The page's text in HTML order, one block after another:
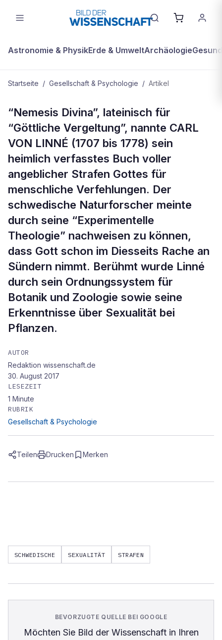
Astronomie & PhysikErde & UmweltArchäologie
Startseite / Gesellschaft & Psychologie / Artikel
Schuld und Sühne - Lösung
“Nemesis Divina”, lateinisch für
“Göttliche Vergeltung”, nannte CARL
VON LINNÉ (1707 bis 1778) sein
heimlich verfasstes Buch voller
angeblicher Strafen Gottes für
menschliche Verfehlungen. Der
schwedische Naturforscher meinte
durch seine “Experimentelle
Theologie” nachweisen zu können,
dass Gott schon im Diesseits Rache an
Sündern nimmt. Berühmt wurde Linné
durch sein Ordnungssystem für
Botanik und Zoologie sowie seine
Erkenntnisse über Sexualität bei
Pflanzen.
AUTOR
Redaktion wissenschaft.de
30. August 2017
LESEZEIT
1 Minute
RUBRIK
Gesellschaft & Psychologie
Teilen Drucken Merken
SCHWEDISCHE SEXUALITÄT STRAFEN
BEVORZUGTE QUELLE BEI GOOGLE
Möchten Sie Bild der Wissenschaftin Ihren